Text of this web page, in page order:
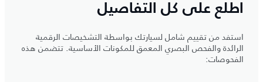
اطلع على كل التفاصيل
استفد من تقييم شامل لسيارتك بواسطة التشخيصات الرقمية
الرائدة والفحص البصري المعمق للمكونات الأساسية. تتضمن هذه
الفحوصات: